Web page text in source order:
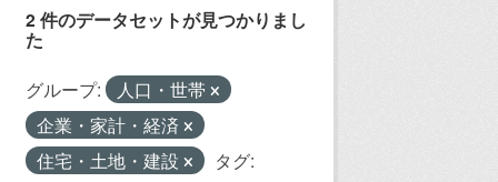
2 件のデータセットが見つかりまし
た
グループ:
人口・世帯
企業・家計・経済
住宅・土地・建設
タグ: